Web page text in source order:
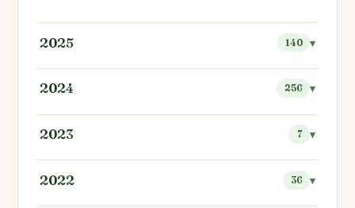
2025 140
2024 256
2023 7
2022 36